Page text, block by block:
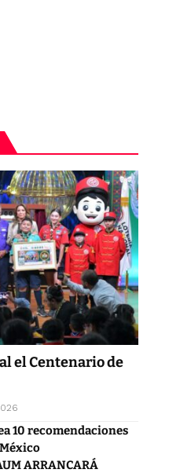
el Centenario de
10 recomendaciones
ARRANCARÁ